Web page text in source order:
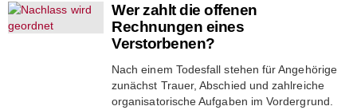
Wer zahlt die offenen
Rechnungen eines
Verstorbenen?
Nach einem Todesfall stehen für Angehörige
zunächst Trauer, Abschied und zahlreiche
organisatorische Aufgaben im Vordergrund.